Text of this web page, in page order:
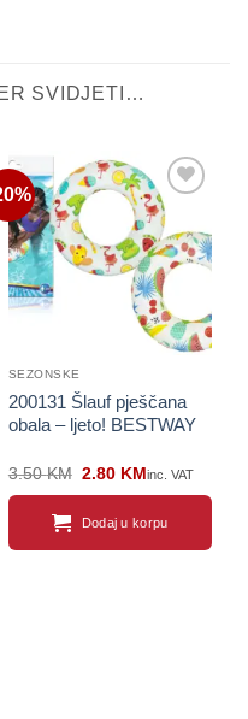
SVIDJETI…
Sačuvaj
proizvod
SEZONSKE
200131 Šlauf pješčana
obala – ljeto! BESTWAY
3.50KM Original
3.50 KM.
2.80 KMCurrent
2.80 KM.
inc. VAT
Dodaj u korpu